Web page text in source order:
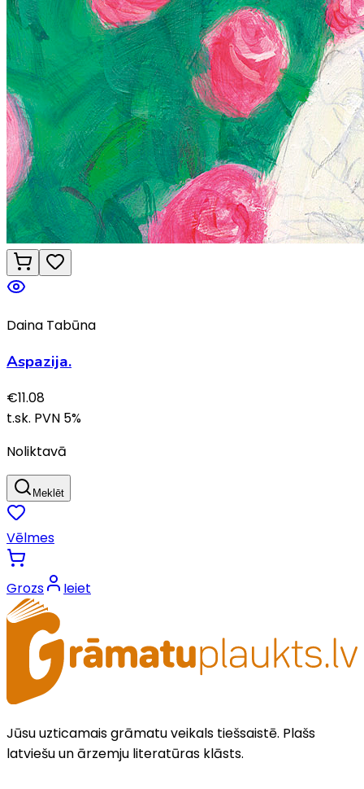
Daina Tabūna
Aspazija.
€11.08
t.sk. PVN 5%
Noliktavā
Meklēt
Vēlmes
Grozs Ieiet
Jūsu uzticamais grāmatu veikals tiešsaistē. Plašs
latviešu un ārzemju literatūras klāsts.